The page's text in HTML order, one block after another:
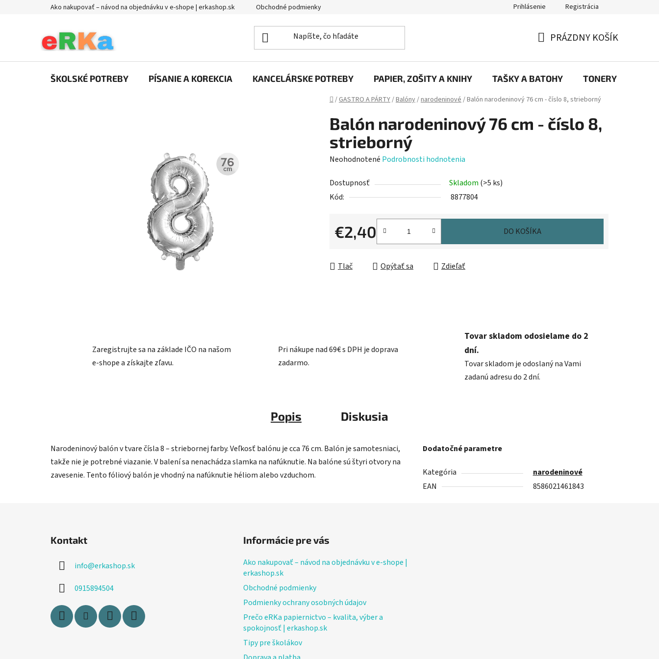
Ako nakupovať – návod na objednávku v e-shope | erkashop.sk Obchodné podmienky Prečo eRKa papiernictvo – kvalita, výber a spokojnosť |
Prihlásenie Registrácia
KOŠÍK
PRÁZDNY KOŠÍK
ŠKOLSKÉ POTREBY PÍSANIE A KOREKCIA KANCELÁRSKE POTREBY PAPIER, ZOŠITY A KNIHY TAŠKY A BATOHY TONERY
Domov
/GASTRO A PÁRTY/Balóny/narodeninové/Balón narodeninový 76 cm - číslo 8, strieborný
Balón narodeninový 76 cm - číslo 8,
strieborný
Priemerné
produktu
je
Neohodnotené Podrobnosti hodnotenia
Dostupnosť Skladom (>5 ks)
Kód:
8877804
€2,40
Jednotková cena:
DO KOŠÍKA
Tlač Opýtať sa Zdieľať
Zaregistrujte sa na základe IČO na našom
e-shope a získajte zľavu.
Pri nákupe nad 69€ s DPH je doprava
zadarmo.
Tovar skladom odosielame do 2
dní.
Tovar skladom je odoslaný na Vami
zadanú adresu do 2 dní.
Popis Diskusia
Narodeninový balón v tvare čísla 8 – striebornej farby. Veľkosť balónu je cca 76 cm. Balón je samotesniaci,
takže nie je potrebné viazanie. V balení sa nenachádza slamka na nafúknutie. Na balóne sú štyri otvory na
zavesenie. Tento fóliový balón je vhodný na nafúknutie héliom alebo vzduchom.
Dodatočné parametre
Kategória
narodeninové
EAN
8586021461843
Kontakt
info@erkashop.sk
0915894504
Informácie pre vás
Ako nakupovať – návod na objednávku v e-shope |
erkashop.sk
Obchodné podmienky
Podmienky ochrany osobných údajov
Prečo eRKa papiernictvo – kvalita, výber a
spokojnosť | erkashop.sk
Tipy pre školákov